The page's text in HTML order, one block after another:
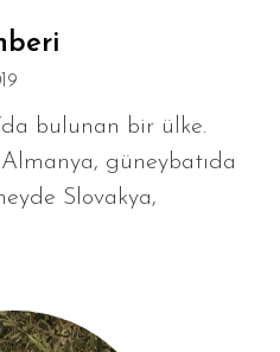
bulunan bir ülke.
güneybatıda
Slovakya,